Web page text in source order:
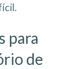
para
de